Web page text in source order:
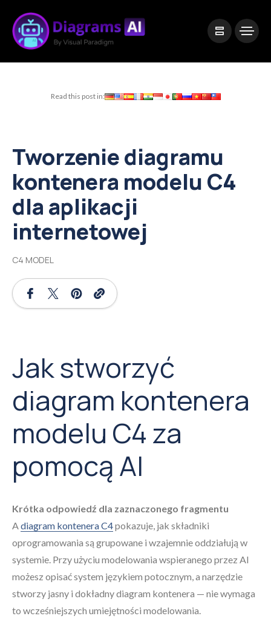
Read this post in:
Tworzenie diagramu
kontenera modelu C4
dla aplikacji
internetowej
C4 MODEL
Jak stworzyć
diagram kontenera
modelu C4 za
pomocą AI
Krótka odpowiedź dla zaznaczonego fragmentu
Adiagram kontenera C4pokazuje, jak składniki
oprogramowania są grupowane i wzajemnie oddziałują w
systemie. Przy użyciu modelowania wspieranego przez AI
możesz opisać system językiem potocznym, a narzędzie
stworzy jasny i dokładny diagram kontenera — nie wymaga
to wcześniejszych umiejętności modelowania.